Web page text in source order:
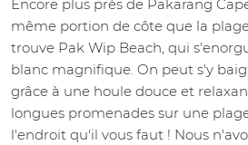
Encore plus près de Pakarang
même portion de côte que la
trouve Pak Wip Beach, qui
blanc magnifique. On peut s'y
grâce à une houle douce et
longues promenades sur une
l'endroit qu'il vous faut ! Nous